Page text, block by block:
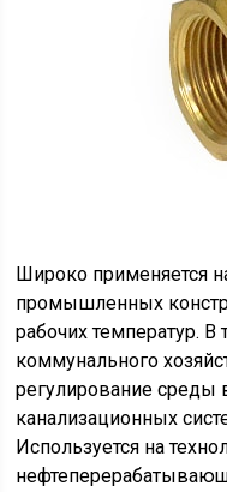
Широко применяется
промышленных
рабочих температур.
коммунального
регулирование среды
канализационных
Используется на